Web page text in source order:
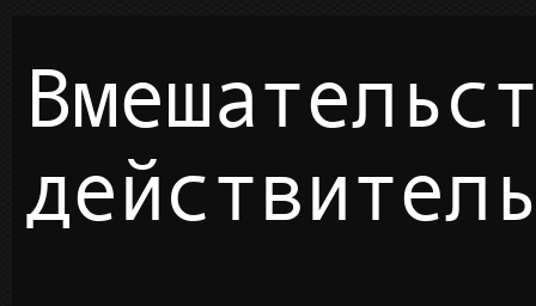
Вмешательство